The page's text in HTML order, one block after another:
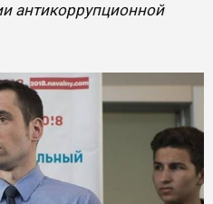
антикоррупционной